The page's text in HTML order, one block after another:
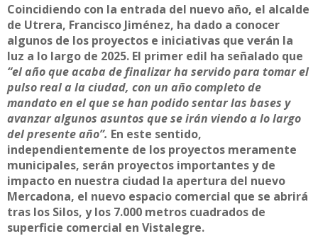
Coincidiendo con la entrada del nuevo año, el alcalde
de Utrera, Francisco Jiménez, ha dado a conocer
algunos de los proyectos e iniciativas que verán la
luz a lo largo de 2025. El primer edil ha señalado que
“el año que acaba de finalizar ha servido para tomar el
pulso real a la ciudad, con un año completo de
mandato en el que se han podido sentar las bases y
avanzar algunos asuntos que se irán viendo a lo largo
del presente año”. En este sentido,
independientemente de los proyectos meramente
municipales, serán proyectos importantes y de
impacto en nuestra ciudad la apertura del nuevo
Mercadona, el nuevo espacio comercial que se abrirá
tras los Silos, y los 7.000 metros cuadrados de
superficie comercial en Vistalegre.